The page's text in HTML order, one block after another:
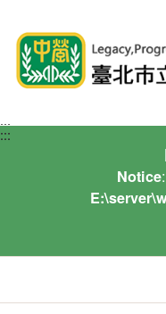
:::
:::
:::
Notice